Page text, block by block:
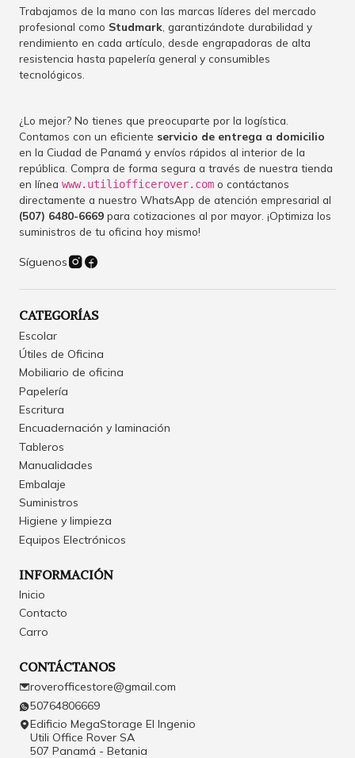
Trabajamos de la mano con las marcas líderes del mercado
profesional como Studmark , garantizándote durabilidad y
rendimiento en cada artículo, desde engrapadoras de alta
resistencia hasta papelería general y consumibles
tecnológicos.
¿Lo mejor? No tienes que preocuparte por la logística.
Contamos con un eficiente servicio de entrega a domicilio
en la Ciudad de Panamá y envíos rápidos al interior de la
república. Compra de forma segura a través de nuestra tienda
en línea www.utiliofficerover.com o contáctanos
directamente a nuestro WhatsApp de atención empresarial al
(507) 6480-6669 para cotizaciones al por mayor. ¡Optimiza los
suministros de tu oficina hoy mismo!
Síguenos
CATEGORÍAS
Escolar
Útiles de Oficina
Mobiliario de oficina
Papelería
Escritura
Encuadernación y laminación
Tableros
Manualidades
Embalaje
Suministros
Higiene y limpieza
Equipos Electrónicos
INFORMACIÓN
Inicio
Contacto
Carro
CONTÁCTANOS
roverofficestore@gmail.com
50764806669
Edificio MegaStorage El Ingenio
Utili Office Rover SA
507 Panamá - Betania